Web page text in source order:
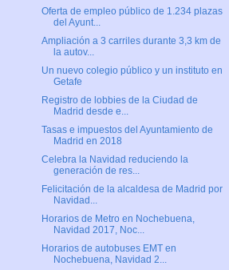
Oferta de empleo público de 1.234 plazas
del Ayunt...
Ampliación a 3 carriles durante 3,3 km de
la autov...
Un nuevo colegio público y un instituto en
Getafe
Registro de lobbies de la Ciudad de
Madrid desde e...
Tasas e impuestos del Ayuntamiento de
Madrid en 2018
Celebra la Navidad reduciendo la
generación de res...
Felicitación de la alcaldesa de Madrid por
Navidad...
Horarios de Metro en Nochebuena,
Navidad 2017, Noc...
Horarios de autobuses EMT en
Nochebuena, Navidad 2...